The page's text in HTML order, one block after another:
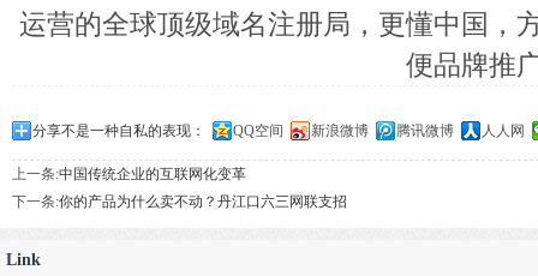
运营的全球顶级域名注册局，更懂中国，
便品牌推
分享不是一种自私的表现： QQ空间 新浪微博 腾讯微博 人人网
上一条:中国传统企业的互联网化变革
下一条:你的产品为什么卖不动？丹江口六三网联支招
Link